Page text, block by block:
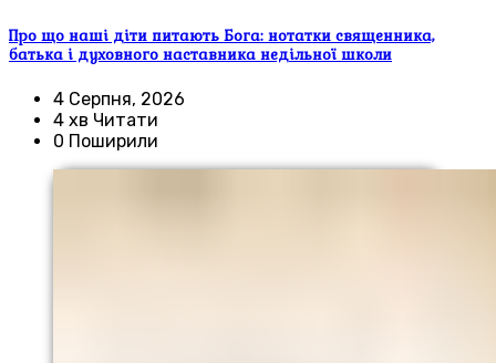
Про що наші діти питають Бога: нотатки священника,
батька і духовного наставника недільної школи
4 Серпня, 2026
4 хв Читати
0 Поширили